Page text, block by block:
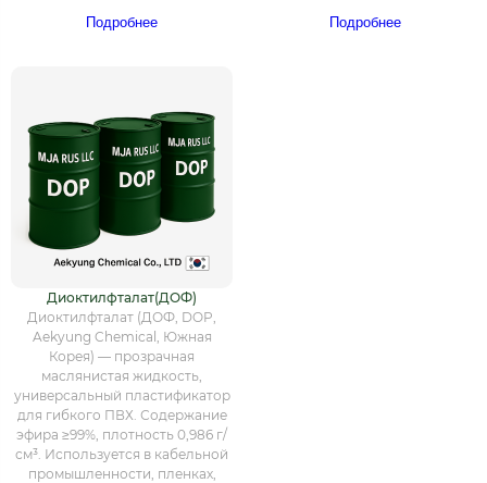
Подробнее
Подробнее
Диоктилфталат(ДОФ)
Диоктилфталат (ДОФ, DOP,
Aekyung Chemical, Южная
Корея) — прозрачная
маслянистая жидкость,
универсальный пластификатор
для гибкого ПВХ. Содержание
эфира ≥99%, плотность 0,986 г/
см³. Используется в кабельной
промышленности, пленках,